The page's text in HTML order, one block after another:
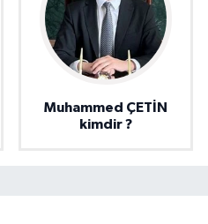
Muhammed ÇETİN
kimdir ?